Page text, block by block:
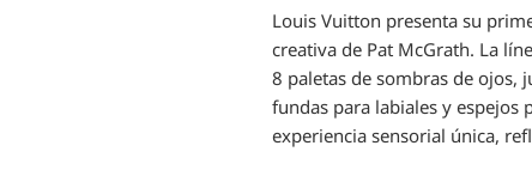
Louis Vuitton presenta su
creativa de Pat McGrath. La
8 paletas de sombras de ojos,
fundas para labiales y espejos
experiencia sensorial única,